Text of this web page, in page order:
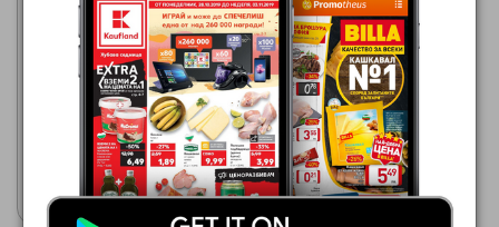
01.08.2026 - 31.08.2026
10,99 €
Покажи брошурата